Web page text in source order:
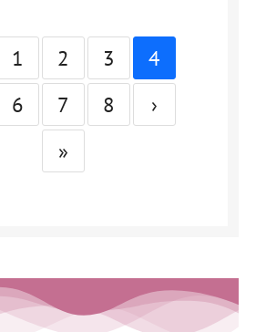
1 2 3
4
6 7 8
›
»